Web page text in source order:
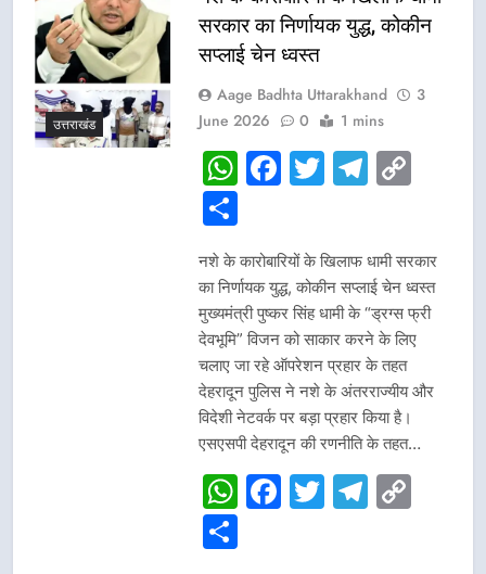
उत्तराखंड
सरकार का निर्णायक युद्ध, कोकीन
सप्लाई चेन ध्वस्त
Aage Badhta Uttarakhand
3
June 2026
0 1 mins
WhatsApp
Facebook
Twitter
Share
नशे के कारोबारियों के खिलाफ धामी सरकार
का निर्णायक युद्ध, कोकीन सप्लाई चेन ध्वस्त
मुख्यमंत्री पुष्कर सिंह धामी के “ड्रग्स फ्री
देवभूमि” विजन को साकार करने के लिए
चलाए जा रहे ऑपरेशन प्रहार के तहत
देहरादून पुलिस ने नशे के अंतरराज्यीय और
विदेशी नेटवर्क पर बड़ा प्रहार किया है।
एसएसपी देहरादून की रणनीति के तहत…
WhatsApp
Facebook
Twitter
Share